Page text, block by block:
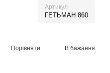
Артикул
ГЕТЬМАН 860
Порівняти В бажання